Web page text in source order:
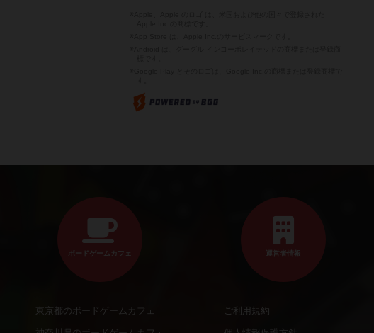
ボードゲームカフェ
東京都のボードゲームカフェ
運営者情報
ご利用規約